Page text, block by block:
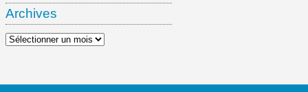
Archives
Archives